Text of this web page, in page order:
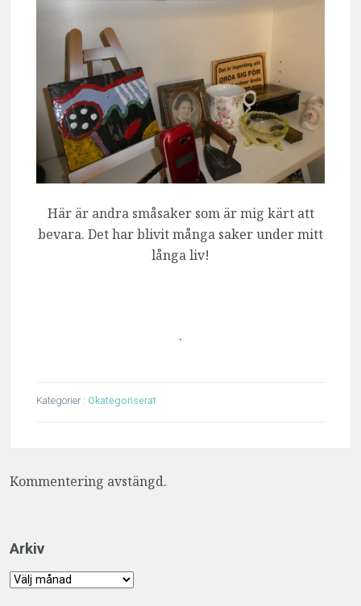
Här är andra småsaker som är mig kärt att
bevara. Det har blivit många saker under mitt
långa liv!
.
Kategorier : Okategoriserat
Kommentering avstängd.
Arkiv
Arkiv